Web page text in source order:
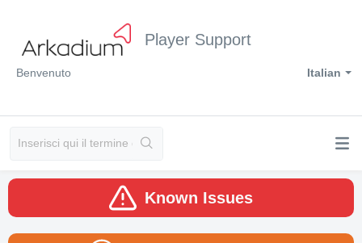
Player Support
Italian
Benvenuto
Known Issues